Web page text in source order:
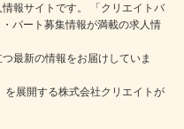
報サイトです。 「クリエイトバ
パート募集情報が満載の求人情
最新の情報をお届けしていま
展開する株式会社クリエイトが